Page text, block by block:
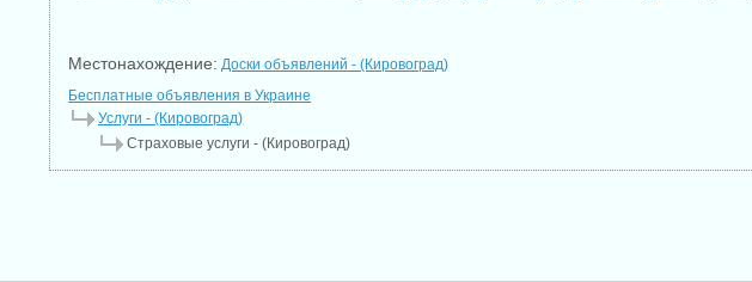
Местонахождение: Доски объявлений - (Кировоград)
Бесплатные объявления в Украине
Услуги - (Кировоград)
Страховые услуги - (Кировоград)